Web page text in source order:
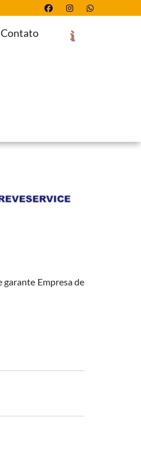
Contato
Empresa de